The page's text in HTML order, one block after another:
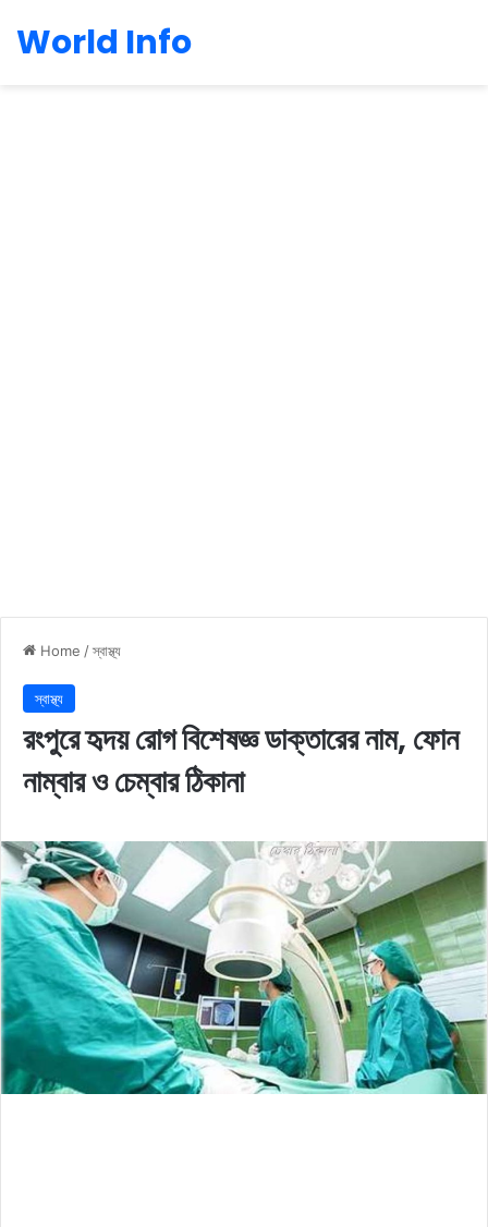
World Info
Home /স্বাস্থ্য
স্বাস্থ্য
রংপুরে হৃদয় রোগ বিশেষজ্ঞ ডাক্তারের নাম, ফোন
নাম্বার ও চেম্বার ঠিকানা